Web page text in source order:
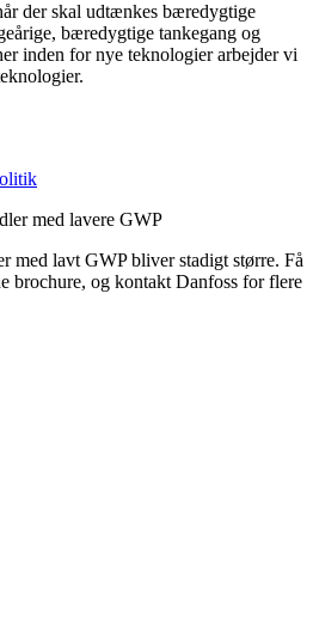
der skal udtænkes bæredygtige
bæredygtige tankegang og
inden for nye teknologier arbejder vi
med lavere GWP
med lavt GWP bliver stadigt større. Få
brochure, og kontakt Danfoss for flere